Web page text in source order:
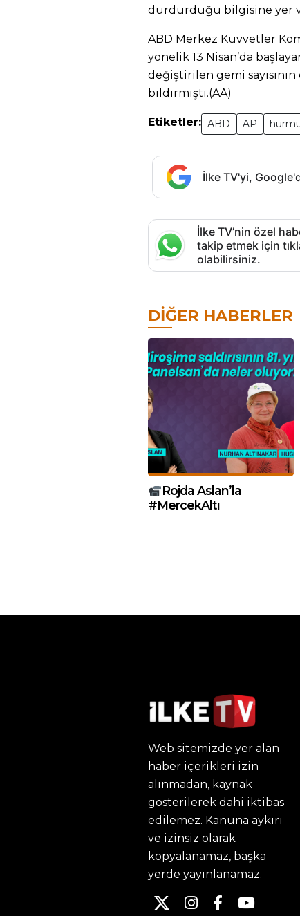
durdurduğu bilgisine yer
ABD Merkez Kuvvetler
yönelik 13 Nisan’da
değiştirilen gemi sayısının
bildirmişti.(AA)
Etiketler: ABD AP
İlke TV'yi,
İlke TV’nin özel
takip etmek için
olabilirsiniz.
DIĞER HABERLER
Rojda Aslan’la
#MercekAltı
Web sitemizde yer alan
haber içerikleri izin
alınmadan, kaynak
gösterilerek dahi iktibas
edilemez. Kanuna aykırı
ve izinsiz olarak
kopyalanamaz, başka
yerde yayınlanamaz.